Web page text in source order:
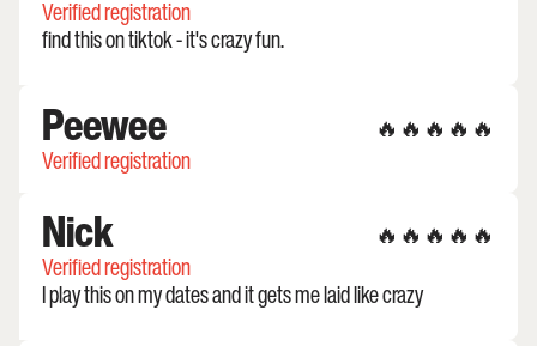
Verified registration
find this on tiktok - it's crazy fun.
Peewee
Verified registration
🔥🔥🔥🔥🔥
Nick
Verified registration
🔥🔥🔥🔥🔥
I play this on my dates and it gets me laid like crazy